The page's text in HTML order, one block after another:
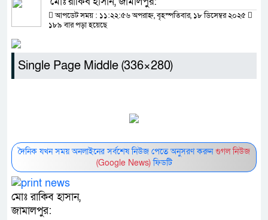
আপডেট সময় : ১১:২২:৫৬ অপরাহ্ন, বৃহস্পতিবার, ১৮ ডিসেম্বর ২০২৫
১৮৯ বার পড়া হয়েছে
Single Page Middle (336×280)
দৈনিক যখন সময় অনলাইনের সর্বশেষ নিউজ পেতে অনুসরণ করুনগুগল নিউজ
(Google News)ফিডটি
মোঃ রাকিব হাসান,
জামালপুর: